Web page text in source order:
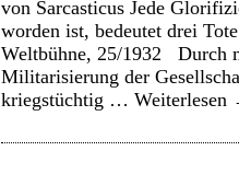
von Sarcasticus Jede
worden ist, bedeutet drei
Weltbühne, 25/1932 Durch
Militarisierung der
kriegstüchtig … Weiterlesen